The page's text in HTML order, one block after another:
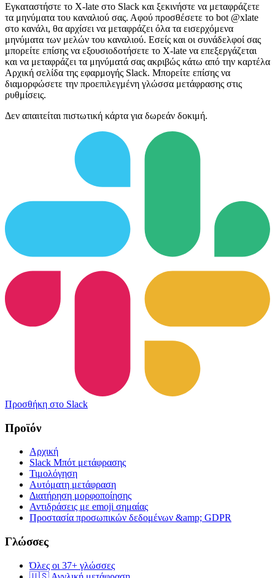
Εγκαταστήστε το X-late στο Slack και ξεκινήστε να μεταφράζετε
τα μηνύματα του καναλιού σας. Αφού προσθέσετε το bot @xlate
στο κανάλι, θα αρχίσει να μεταφράζει όλα τα εισερχόμενα
μηνύματα των μελών του καναλιού. Εσείς και οι συνάδελφοί σας
μπορείτε επίσης να εξουσιοδοτήσετε το X-late να επεξεργάζεται
και να μεταφράζει τα μηνύματά σας ακριβώς κάτω από την καρτέλα
Αρχική σελίδα της εφαρμογής Slack. Μπορείτε επίσης να
διαμορφώσετε την προεπιλεγμένη γλώσσα μετάφρασης στις
ρυθμίσεις.
Δεν απαιτείται πιστωτική κάρτα για δωρεάν δοκιμή.
Προσθήκη στο Slack
Προϊόν
Αρχική
Slack Μπότ μετάφρασης
Τιμολόγηση
Αυτόματη μετάφραση
Διατήρηση μορφοποίησης
Αντιδράσεις με emoji σημαίας
Προστασία προσωπικών δεδομένων &amp; GDPR
Γλώσσες
Όλες οι 37+ γλώσσες